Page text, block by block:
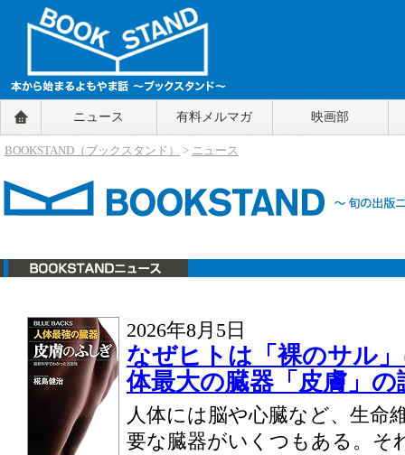
BOOKSTAND（ブックスタンド）
～本から始まるよもやま話～
BOOKSTAND（ブ
ニュース 有料メルマガ 映画部
BOOKSTAND（ブックスタンド） > ニュース
2026年8月5日
なぜヒトは「裸のサル
体最大の臓器「皮膚」の
人体には脳や心臓など、生命
要な臓器がいくつもある。そ